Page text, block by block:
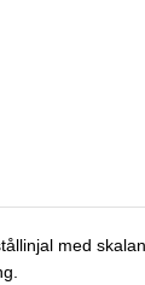
med